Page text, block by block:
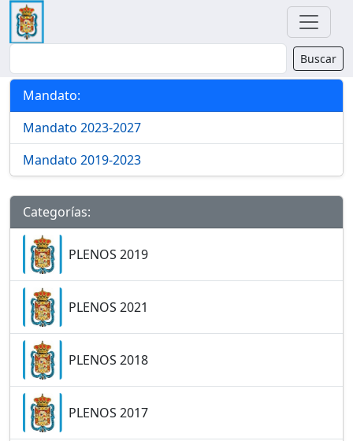
Buscador Buscar
Categorías y Mandatos
Mandato:
Mandato 2023-2027
Mandato 2019-2023
Categorías:
PLENOS 2019
PLENOS 2021
PLENOS 2018
PLENOS 2017